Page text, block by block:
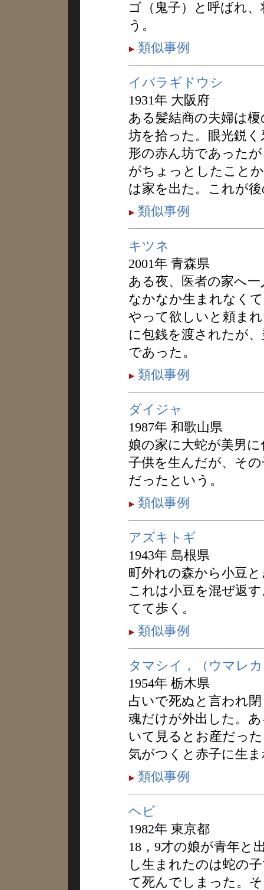
ゴ（鬼子）と呼ばれ
う。
類似事例
イバラギドウシ
1931年 大阪府
ある髪結商の夫婦は
坊を拾った。眼光鋭
形の赤ん坊であった
がちょっとしたこと
は家を出た。これが
類似事例
キツネ
2001年 青森県
ある夜、医者の家へ
なかなか生まれなく
やって欲しいと頼ま
に包銭を渡されたが
であった。
類似事例
ダイジャ
1987年 和歌山県
娘の家に大蛇が美男
子供を生んだが、そ
だったという。
類似事例
アズキトギ
1943年 島根県
町外れの森から小豆
これは小豆を混ぜ返
てて歩く。
類似事例
タマシイ，（ウマレ
1954年 栃木県
占いで死ぬと言われ
魂だけが外出した。
いて見るとお産だっ
気がつくと赤子に生
類似事例
ヘビ
1982年 東京都
18，9才の娘が青年と
し生まれたのは蛇の
て死んでしまった。